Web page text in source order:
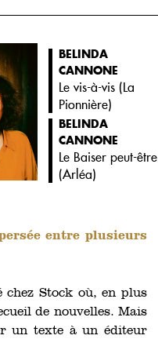
BELINDA
CANNONE
Le vis-à-vis (La
Pionnière)
BELINDA
CANNONE
Le Baiser peut-être
(Arléa)
entre plusieurs
chez Stock où, en plus
de nouvelles. Mais
un texte à un éditeur